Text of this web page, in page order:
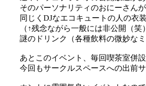
そのパーソナリティのおにーさん
同じくDJなエコキュートの人の衣
（↑残念ながら一般には非公開（笑
謎のドリンク（各種飲料の微妙な
あとこのイベント、毎回喫茶室併設
今回もサークルスペースへの出前